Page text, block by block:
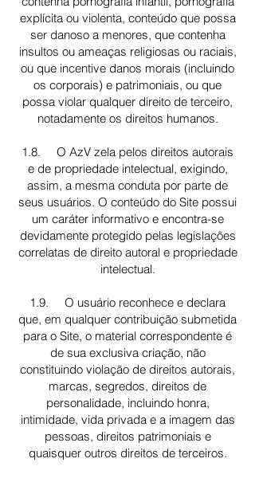
explícita ou violenta, conteúdo que possa
ser danoso a menores, que contenha
insultos ou ameaças religiosas ou raciais,
ou que incentive danos morais (incluindo
os corporais) e patrimoniais, ou que
possa violar qualquer direito de terceiro,
notadamente os direitos humanos.
1.8. O AzV zela pelos direitos autorais
e de propriedade intelectual, exigindo,
assim, a mesma conduta por parte de
seus usuários. O conteúdo do Site possui
um caráter informativo e encontra-se
devidamente protegido pelas legislações
correlatas de direito autoral e propriedade
intelectual.
1.9. O usuário reconhece e declara
que, em qualquer contribuição submetida
para o Site, o material correspondente é
de sua exclusiva criação, não
constituindo violação de direitos autorais,
marcas, segredos, direitos de
personalidade, incluindo honra,
intimidade, vida privada e a imagem das
pessoas, direitos patrimoniais e
quaisquer outros direitos de terceiros.